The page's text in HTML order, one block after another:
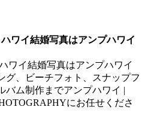
ワイ結婚写真はアンプハワイ
ワイ結婚写真はアンプハワイ
グ、ビーチフォト、スナップフ
バム制作までアンプハワイ |
にお任せくださ